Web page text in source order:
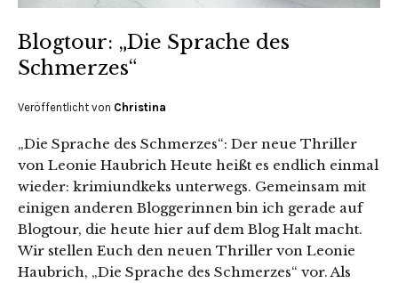
Blogtour: „Die Sprache des
Schmerzes“
Veröffentlicht von Christina
„Die Sprache des Schmerzes“: Der neue Thriller
von Leonie Haubrich Heute heißt es endlich einmal
wieder: krimiundkeks unterwegs. Gemeinsam mit
einigen anderen Bloggerinnen bin ich gerade auf
Blogtour, die heute hier auf dem Blog Halt macht.
Wir stellen Euch den neuen Thriller von Leonie
Haubrich, „Die Sprache des Schmerzes“ vor. Als